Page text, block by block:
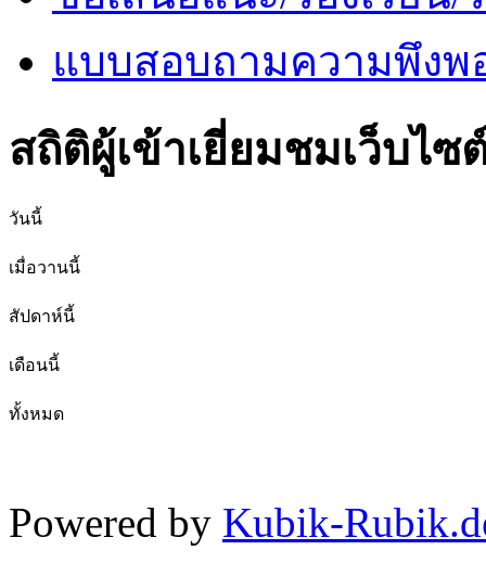
แบบสอบถามความพึงพ
สถิติผู้เข้าเยี่ยมชมเว็บไซ
วันนี้
เมื่อวานนี้
สัปดาห์นี้
เดือนนี้
ทั้งหมด
Powered by Kubik-